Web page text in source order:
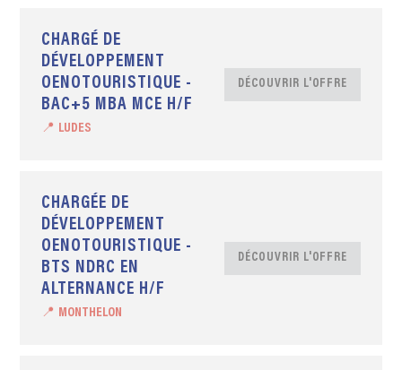
CHARGÉ DE
DÉVELOPPEMENT
OENOTOURISTIQUE -
BAC+5 MBA MCE H/F
📍 LUDES
DÉCOUVRIR L'OFFRE
CHARGÉE DE
DÉVELOPPEMENT
OENOTOURISTIQUE -
BTS NDRC EN
ALTERNANCE H/F
📍 MONTHELON
DÉCOUVRIR L'OFFRE